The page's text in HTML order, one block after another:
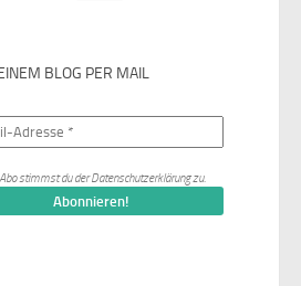
BLOG PER MAIL
stimmst du derDatenschutzerklärungzu.